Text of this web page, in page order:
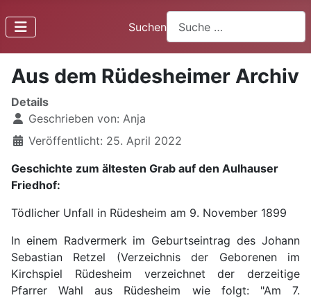
Suchen
Aus dem Rüdesheimer Archiv
Details
Geschrieben von: Anja
Veröffentlicht: 25. April 2022
Geschichte zum ältesten Grab auf den Aulhauser
Friedhof:
Tödlicher Unfall in Rüdesheim am 9. November 1899
In einem Radvermerk im Geburtseintrag des Johann
Sebastian Retzel (Verzeichnis der Geborenen im
Kirchspiel Rüdesheim verzeichnet der derzeitige
Pfarrer Wahl aus Rüdesheim wie folgt: "Am 7.